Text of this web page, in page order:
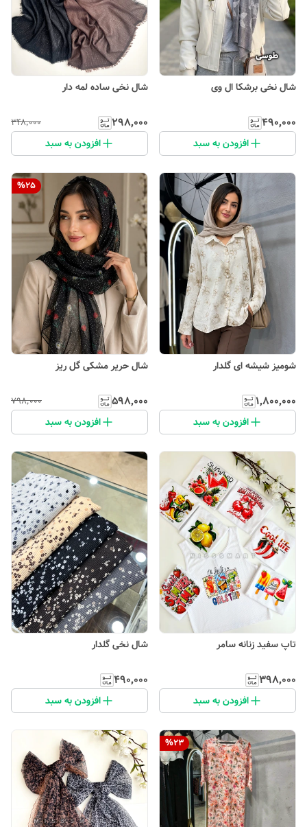
شال نخی برشکا ال وی
۴۹۰٬۰۰۰
افزودن به سبد
شال نخی ساده لمه دار
۲۹۸٬۰۰۰ ۳۴۸٬۰۰۰
افزودن به سبد
شومیز شیشه ای گلدار
۱٬۸۰۰٬۰۰۰
افزودن به سبد
%25
شال حریر مشکی گل ریز
۵۹۸٬۰۰۰ ۷۹۸٬۰۰۰
افزودن به سبد
تاپ سفید زنانه سامر
۳۹۸٬۰۰۰
افزودن به سبد
شال نخی گلدار
۴۹۰٬۰۰۰
افزودن به سبد
%23